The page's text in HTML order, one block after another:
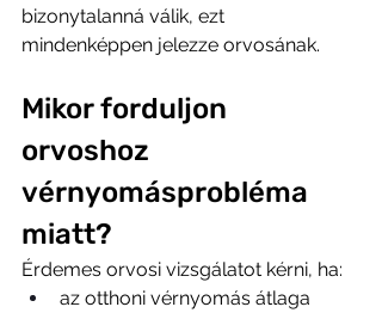
bizonytalanná válik, ezt
mindenképpen jelezze orvosának.
Mikor forduljon
orvoshoz
vérnyomásprobléma
miatt?
Érdemes orvosi vizsgálatot kérni, ha:
az otthoni vérnyomás átlaga